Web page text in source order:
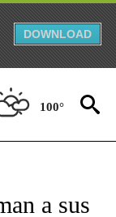
DOWNLOAD
100°
NOTIFICATIONS
a sus